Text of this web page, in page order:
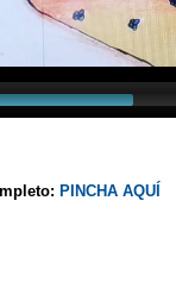
PINCHA AQUÍ